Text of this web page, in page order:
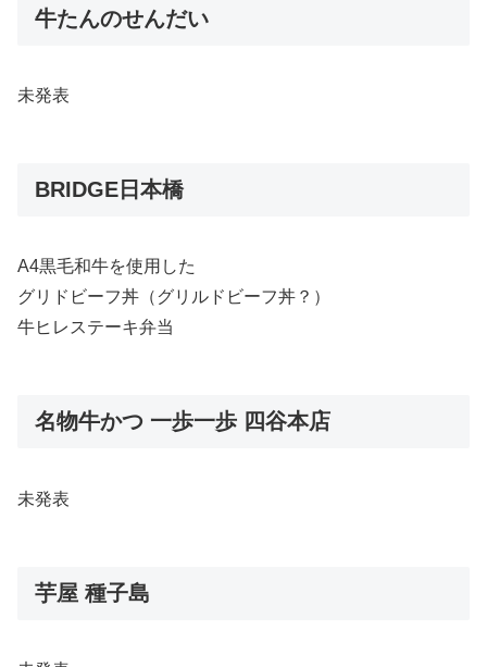
牛たんのせんだい
未発表
BRIDGE日本橋
A4黒毛和牛を使用した
グリドビーフ丼（グリルドビーフ丼？）
牛ヒレステーキ弁当
名物牛かつ 一歩一歩 四谷本店
未発表
芋屋 種子島